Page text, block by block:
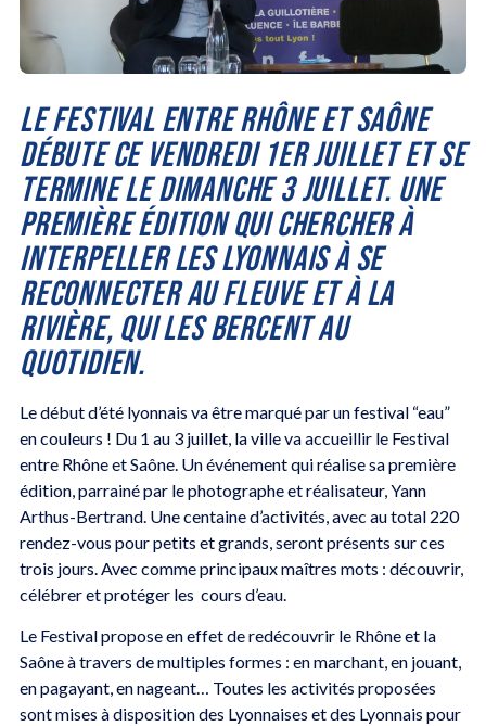
LE FESTIVAL ENTRE RHÔNE ET SAÔNE
DÉBUTE CE VENDREDI 1ER JUILLET ET SE
TERMINE LE DIMANCHE 3 JUILLET. UNE
PREMIÈRE ÉDITION QUI CHERCHER À
INTERPELLER LES LYONNAIS À SE
RECONNECTER AU FLEUVE ET À LA
RIVIÈRE, QUI LES BERCENT AU
QUOTIDIEN.
Le début d’été lyonnais va être marqué par un festival “eau”
en couleurs ! Du 1 au 3 juillet, la ville va accueillir le Festival
entre Rhône et Saône. Un événement qui réalise sa première
édition, parrainé par le photographe et réalisateur, Yann
Arthus-Bertrand. Une centaine d’activités, avec au total 220
rendez-vous pour petits et grands, seront présents sur ces
trois jours. Avec comme principaux maîtres mots : découvrir,
célébrer et protéger les cours d’eau.
Le Festival propose en effet de redécouvrir le Rhône et la
Saône à travers de multiples formes : en marchant, en jouant,
en pagayant, en nageant… Toutes les activités proposées
sont mises à disposition des Lyonnaises et des Lyonnais pour